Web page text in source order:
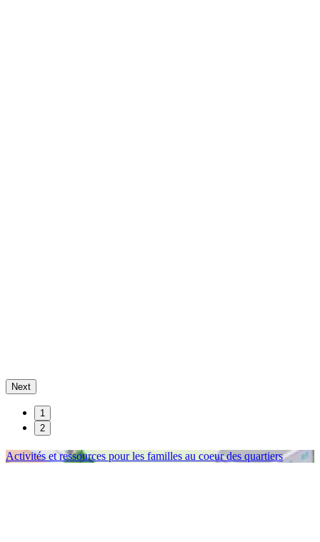
Next
1
2
Activités et ressources pour les familles au coeur des quartiers